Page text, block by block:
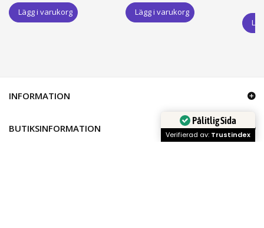
Lägg i varukorg Lägg i varukorg
INFORMATION
BUTIKSINFORMATION
Pålitlig Sida
Verifierad av: Trustindex